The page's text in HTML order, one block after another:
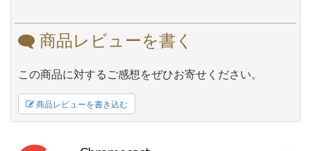
商品レビューを書く
この商品に対するご感想をぜひお寄せください。
商品レビューを書き込む